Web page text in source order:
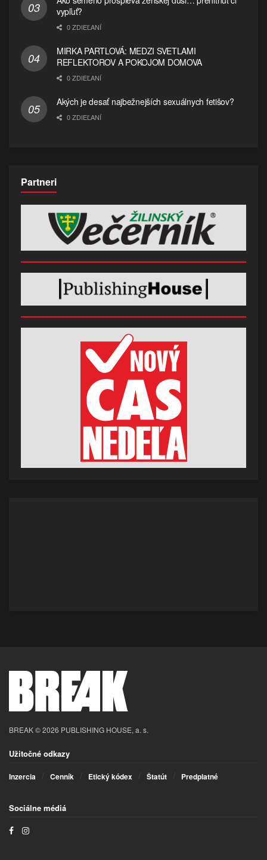
vypľuť?
0 ZDIEĽANÍ
MIRKA PARTLOVÁ: MEDZI SVETLAMI
REFLEKTOROV A POKOJOM DOMOVA
0 ZDIEĽANÍ
Akých je desať najbežnejších sexuálnych fetišov?
0 ZDIEĽANÍ
Partneri
BREAK © 2026 PUBLISHING HOUSE, a. s.
Užitočné odkazy
Inzercia Cenník Etický kódex Štatút Predplatné
Sociálne médiá